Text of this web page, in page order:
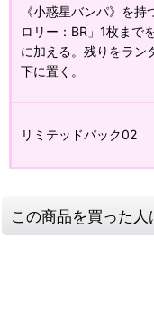
《小惑星バンパ》を
ロリー：BR」1枚まで
に加える。残りをラン
下に置く。
リミテッドパック02
この商品を買った